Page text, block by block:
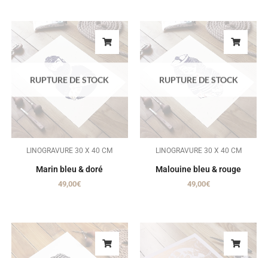
RUPTURE DE STOCK
LINOGRAVURE 30 X 40 CM
Marin bleu & doré
49,00€
RUPTURE DE STOCK
LINOGRAVURE 30 X 40 CM
Malouine bleu & rouge
49,00€